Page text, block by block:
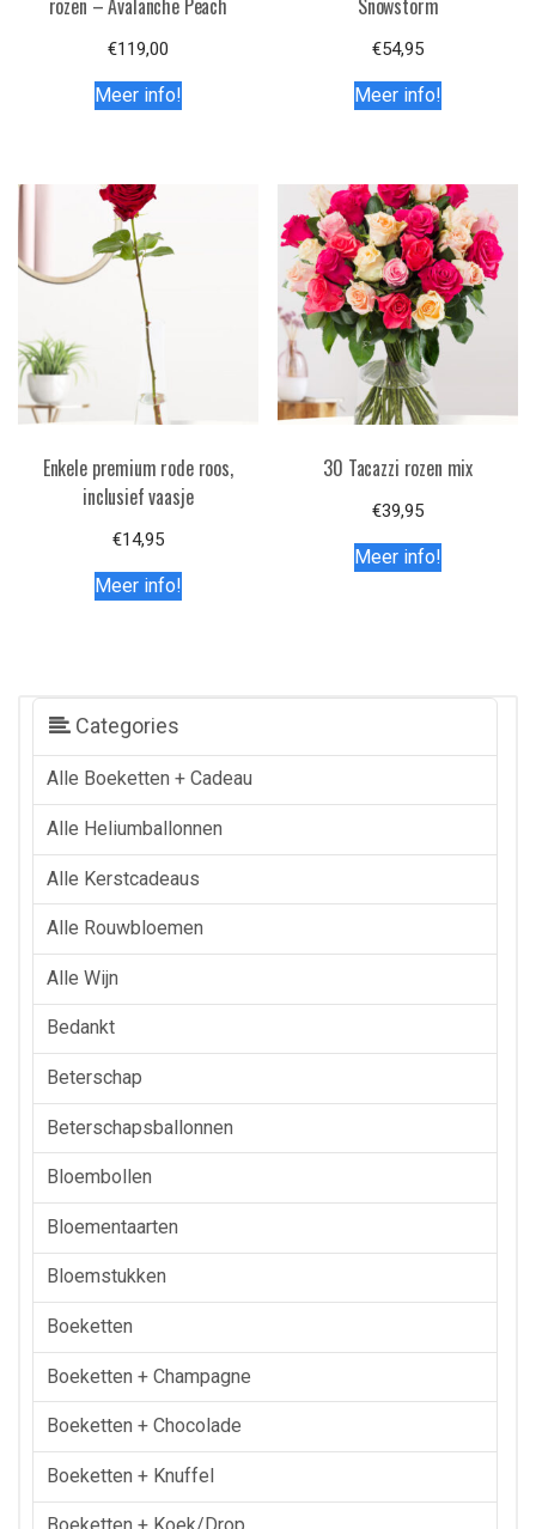
€119,00
Meer info!
€54,95
Meer info!
Enkele premium rode roos,
inclusief vaasje
€14,95
Meer info!
30 Tacazzi rozen mix
€39,95
Meer info!
Categories
Alle Boeketten + Cadeau
Alle Heliumballonnen
Alle Kerstcadeaus
Alle Rouwbloemen
Alle Wijn
Bedankt
Beterschap
Beterschapsballonnen
Bloembollen
Bloementaarten
Bloemstukken
Boeketten
Boeketten + Champagne
Boeketten + Chocolade
Boeketten + Knuffel